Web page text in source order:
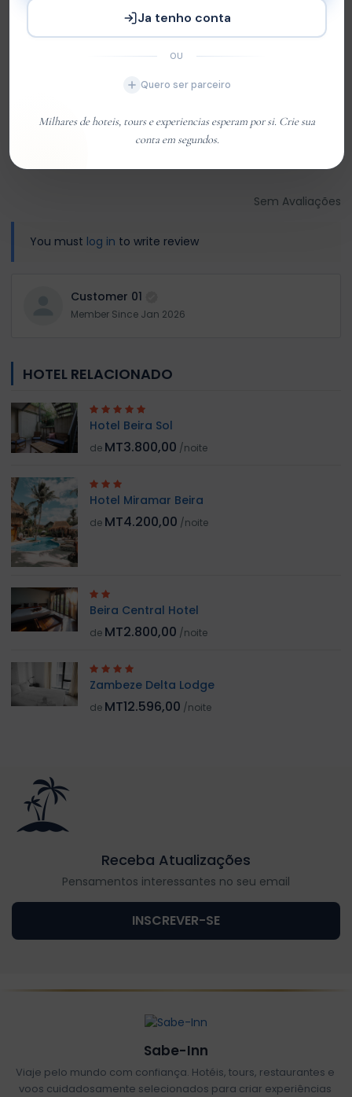
Excelente
0
Ruim
0
Sem Avaliações
You must log in to write review
Customer 01
Member Since Jan 2026
HOTEL RELACIONADO
Hotel Beira Sol
de MT3.800,00 /noite
Hotel Miramar Beira
de MT4.200,00 /noite
Beira Central Hotel
de MT2.800,00 /noite
Zambeze Delta Lodge
de MT12.596,00 /noite
Receba Atualizações
Pensamentos interessantes no seu email
INSCREVER-SE
Sabe-Inn
Viaje pelo mundo com confiança. Hotéis, tours, restaurantes e
voos cuidadosamente selecionados para criar experiências
Ja tenho conta
OU
Quero ser parceiro
Milhares de hoteis, tours e experiencias esperam por si. Crie sua
conta em segundos.